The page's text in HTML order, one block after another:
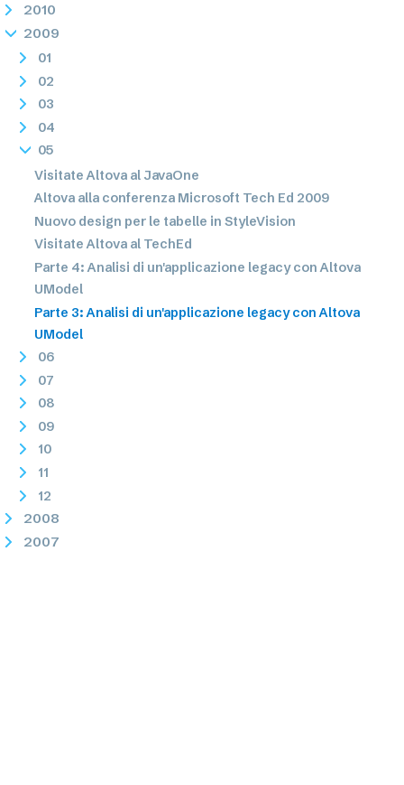
2010
2009
01
02
03
04
05
Visitate Altova al JavaOne
Altova alla conferenza Microsoft Tech Ed 2009
Nuovo design per le tabelle in StyleVision
Visitate Altova al TechEd
Parte 4: Analisi di un'applicazione legacy con Altova
UModel
Parte 3: Analisi di un'applicazione legacy con Altova
UModel
06
07
08
09
10
11
12
2008
2007